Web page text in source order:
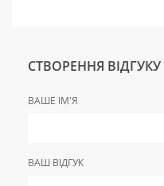
СТВОРЕННЯ ВІДГУКУ
ВАШЕ ІМ'Я
ВАШ ВІДГУК